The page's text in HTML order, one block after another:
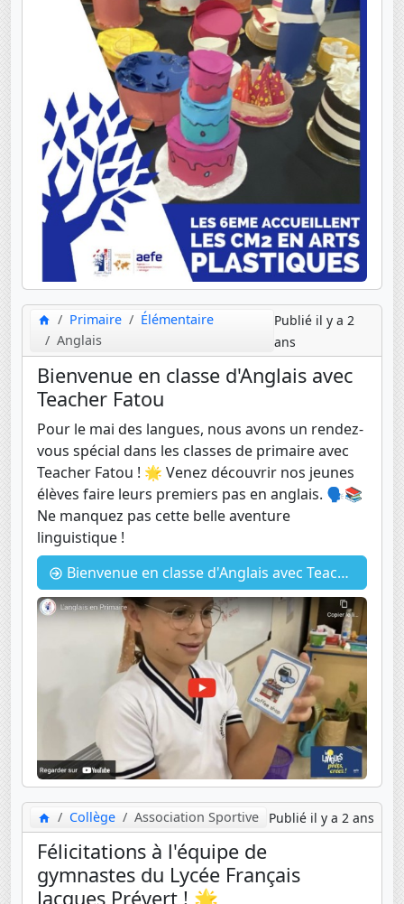
Primaire
Élémentaire
Anglais
Publié il y a 2
ans
Bienvenue en classe d'Anglais avec
Teacher Fatou
Pour le mai des langues, nous avons un rendez-
vous spécial dans les classes de primaire avec
Teacher Fatou ! 🌟 Venez découvrir nos jeunes
élèves faire leurs premiers pas en anglais. 🗣️📚
Ne manquez pas cette belle aventure
linguistique !
Bienvenue en classe d'Anglais avec Teacher Fatou
Collège Association Sportive Publié il y a 2 ans
Félicitations à l'équipe de
gymnastes du Lycée Français
Jacques Prévert ! 🌟